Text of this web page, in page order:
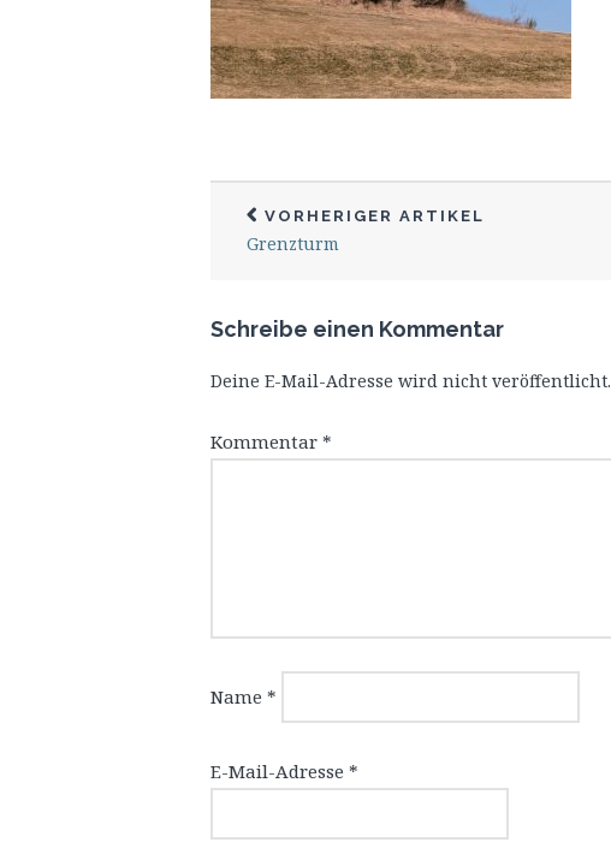
VORHERIGER ARTIKEL
Grenzturm
Schreibe einen Kommentar
Deine E-Mail-Adresse wird nicht veröffentlicht.
Kommentar *
Name *
E-Mail-Adresse *